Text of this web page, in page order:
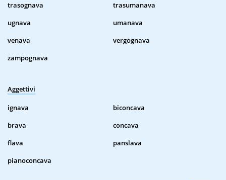
trasognava
trasumanava
ugnava
umanava
venava
vergognava
zampognava
Aggettivi
ignava
biconcava
brava
concava
flava
panslava
pianoconcava